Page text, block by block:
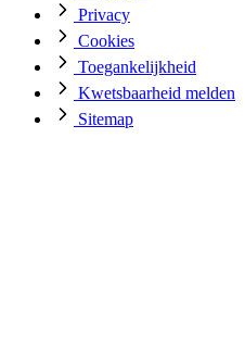
Privacy
Cookies
Toegankelijkheid
Kwetsbaarheid melden
Sitemap